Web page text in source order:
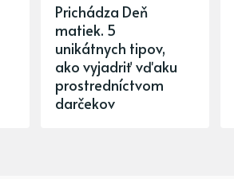
Prichádza Deň
matiek. 5
unikátnych tipov,
ako vyjadriť vďaku
prostredníctvom
darčekov